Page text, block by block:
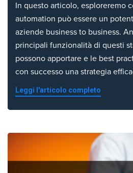
In questo articolo, esploreremo
automation può essere un
aziende business to business.
principali funzionalità di questi
possono apportare e le best
con successo una strategia
Leggi l'articolo completo